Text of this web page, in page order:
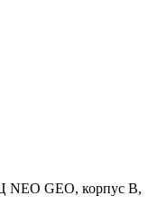
NEO GEO, корпус В,